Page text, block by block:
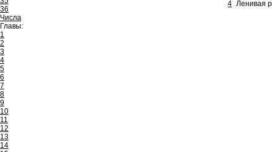
36
Числа
Главы:
1
2
3
4
5
6
7
8
9
10
11
12
13
14
4 Ленивая